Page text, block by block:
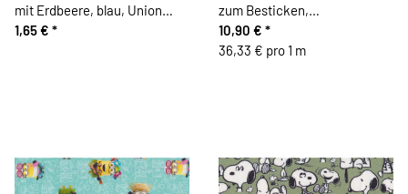
mit Erdbeere, blau, Union
Knopf
1,65 € *
zum Besticken,
Weihnachtsmann mit
Zipfelmütze, 35 cm breit,
10,90 € *
36,33 € pro 1 m